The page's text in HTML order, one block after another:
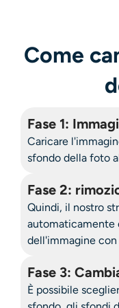
Generatore di
Strumenti per ritratti
Cambio
Cambio vestiti
Bambino AI
Filtro AI
Generatore di colpi
Come
Fase 1:
Caricare
sfondo della foto
Fase 2:
Quindi, il nostro
automaticamente
dell'immagine
Fase 3:
È possibile